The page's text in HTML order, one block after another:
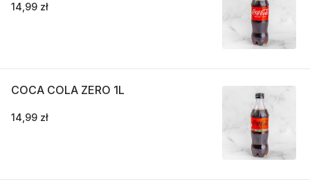
14,99 zł
COCA COLA ZERO 1L
14,99 zł